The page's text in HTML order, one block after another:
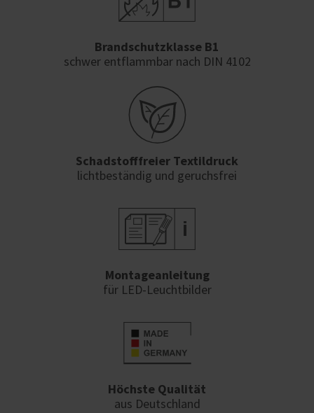
Brandschutzklasse B1
schwer entflammbar nach DIN 4102
Schadstofffreier Textildruck
lichtbeständig und geruchsfrei
Montageanleitung
für LED-Leuchtbilder
Höchste Qualität
aus Deutschland